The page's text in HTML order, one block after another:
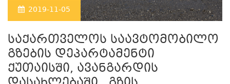
2019-11-05
საქართველოს საავტომობილო
გზების დეპარტამენტი
ქუთაისში, ავანგარდის